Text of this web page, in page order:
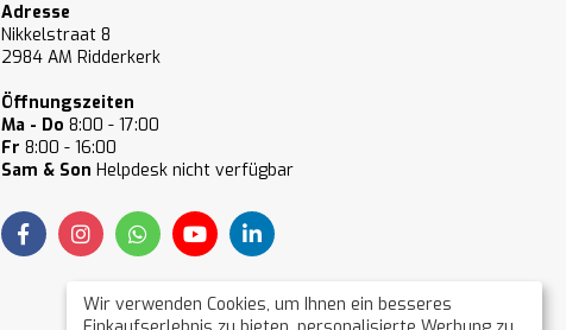
Adresse
Nikkelstraat 8
2984 AM Ridderkerk
Öffnungszeiten
Ma - Do 8:00 - 17:00
Fr 8:00 - 16:00
Sam & Son Helpdesk nicht verfügbar
Wir verwenden Cookies, um Ihnen ein besseres